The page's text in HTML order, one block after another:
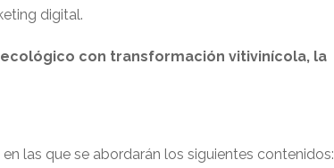
digital.
con transformación vitivinícola, la
las que se abordarán los siguientes contenidos: